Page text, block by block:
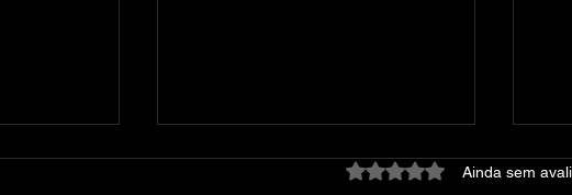
Avaliado com 0 de 5
Ainda sem